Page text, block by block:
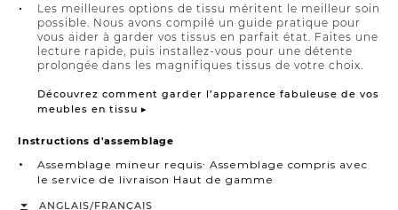
Les meilleures options de tissu méritent le meilleur soin
possible. Nous avons compilé un guide pratique pour
vous aider à garder vos tissus en parfait état. Faites une
lecture rapide, puis installez-vous pour une détente
prolongée dans les magnifiques tissus de votre choix.
Découvrez comment garder l’apparence fabuleuse de vos
meubles en tissu ▸
Instructions d'assemblage
Assemblage mineur requis∙ Assemblage compris avec
le service de livraison Haut de gamme
ANGLAIS/FRANÇAIS